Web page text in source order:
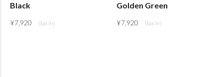
Black
¥7,920
Golden Green
¥7,920